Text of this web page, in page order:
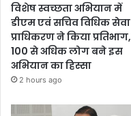
विशेष स्वच्छता अभियान में
डीएम एवं सचिव विधिक सेवा
प्राधिकरण ने किया प्रतिभाग,
100 से अधिक लोग बने इस
अभियान का हिस्सा
2 hours ago